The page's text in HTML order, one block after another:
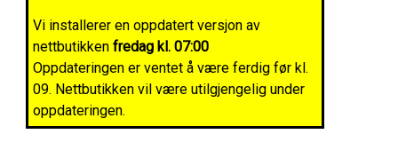
Vi installerer en oppdatert versjon av
nettbutikken fredag kl. 07:00
Oppdateringen er ventet å være ferdig før kl.
09. Nettbutikken vil være utilgjengelig under
oppdateringen.